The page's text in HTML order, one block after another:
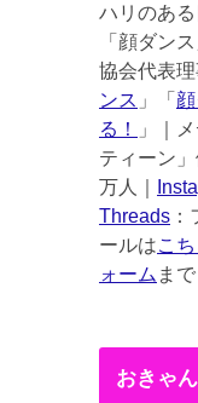
ハリのあ
「顔ダン
協会代表
ンス 」「
る！
」｜
ティーン」
万人｜
Threads
ールはこ
ォーム まで
おきゃ